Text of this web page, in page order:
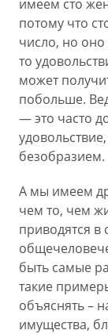
имеем сто
потому что
число, но оно
то
может
побольше.
— это часто
безобразием.
А мы имеем
чем то, чем
приводятся
быть самые
такие
объяснять –
имущества,